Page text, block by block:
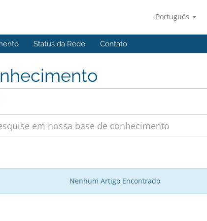
Português
Status da Rede Contato
Nenhum Artigo Encontrado